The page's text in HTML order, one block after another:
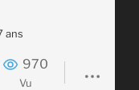
ans
970
Vu